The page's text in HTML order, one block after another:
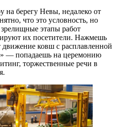
на берегу Невы, недалеко от
что это условность, но
этапы работ
их посетители. Нажмешь
ковш с расплавленной
— ​попадаешь на церемонию
торжественные речи в